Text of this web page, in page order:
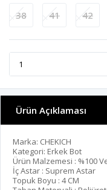
38 41 42
Ürün Açıklaması
Marka: CHEKICH
Kategori: Erkek Bot
Ürün Malzemesi : %100
İç Astar : Suprem Astar
Topuk Boyu : 4 CM